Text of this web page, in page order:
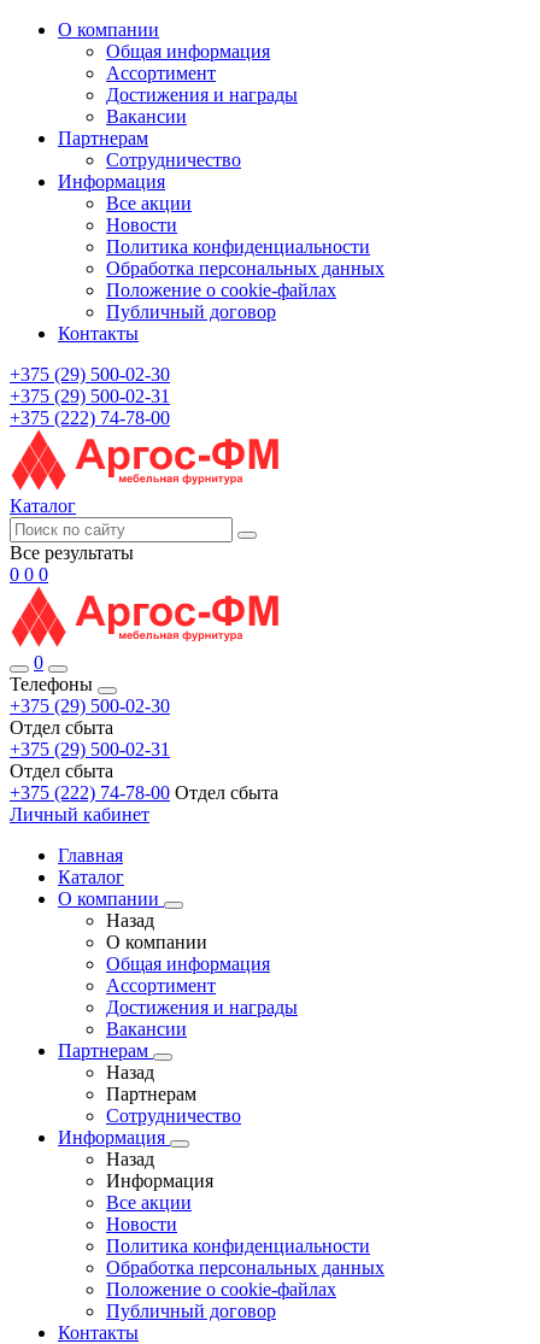
О компании
Общая информация
Ассортимент
Достижения и награды
Вакансии
Партнерам
Сотрудничество
Информация
Все акции
Новости
Политика конфиденциальности
Обработка персональных данных
Положение о cookie-файлах
Публичный договор
Контакты
+375 (29) 500-02-30
+375 (29) 500-02-31
+375 (222) 74-78-00
Каталог
Все результаты
0 0 0
0
Телефоны
+375 (29) 500-02-30
Отдел сбыта
+375 (29) 500-02-31
Отдел сбыта
+375 (222) 74-78-00 Отдел сбыта
Личный кабинет
Главная
Каталог
О компании
Назад
О компании
Общая информация
Ассортимент
Достижения и награды
Вакансии
Партнерам
Назад
Партнерам
Сотрудничество
Информация
Назад
Информация
Все акции
Новости
Политика конфиденциальности
Обработка персональных данных
Положение о cookie-файлах
Публичный договор
Контакты